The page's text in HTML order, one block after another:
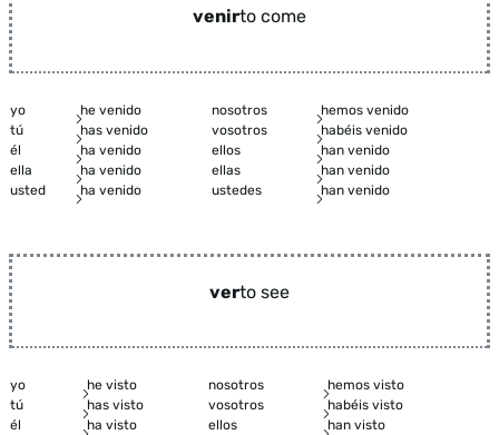
venirto come
yo he venido nosotros
hemos venido
tú
has venido vosotros
habéis venido
él
ha venido ellos
han venido
ella
ha venido ellas
han venido
usted
ha venido ustedes han venido
verto see
yo he visto nosotros
hemos visto
tú
has visto vosotros
habéis visto
él
ha visto ellos
han visto